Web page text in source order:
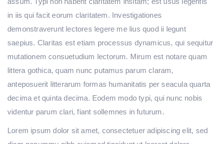
in iis qui facit eorum claritatem. Investigationes
demonstraverunt lectores legere me lius quod ii legunt
saepius. Claritas est etiam processus dynamicus, qui sequitur
mutationem consuetudium lectorum. Mirum est notare quam
littera gothica, quam nunc putamus parum claram,
anteposuerit litterarum formas humanitatis per seacula quarta
decima et quinta decima. Eodem modo typi, qui nunc nobis
videntur parum clari, fiant sollemnes in futurum.
Lorem ipsum dolor sit amet, consectetuer adipiscing elit, sed